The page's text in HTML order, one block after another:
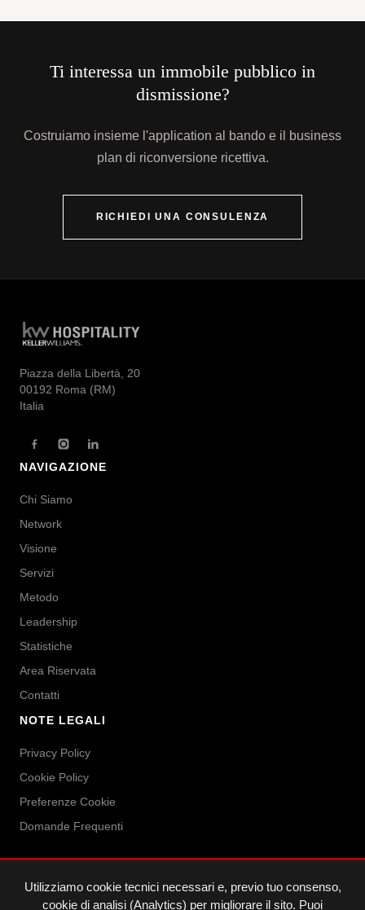
Ti interessa un immobile pubblico in
dismissione?
Costruiamo insieme l'application al bando e il business
plan di riconversione ricettiva.
RICHIEDI UNA CONSULENZA
Piazza della Libertà, 20
00192 Roma (RM)
Italia
NAVIGAZIONE
Chi Siamo
Network
Visione
Servizi
Metodo
Leadership
Statistiche
Area Riservata
Contatti
NOTE LEGALI
Privacy Policy
Cookie Policy
Preferenze Cookie
Domande Frequenti
Utilizziamo cookie tecnici necessari e, previo tuo consenso,
cookie di analisi (Analytics) per migliorare il sito. Puoi